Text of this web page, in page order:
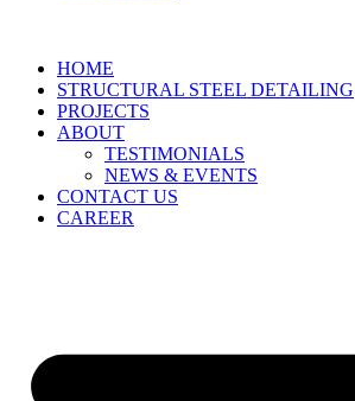
HOME
STRUCTURAL STEEL DETAILING
PROJECTS
ABOUT
TESTIMONIALS
NEWS & EVENTS
CONTACT US
CAREER